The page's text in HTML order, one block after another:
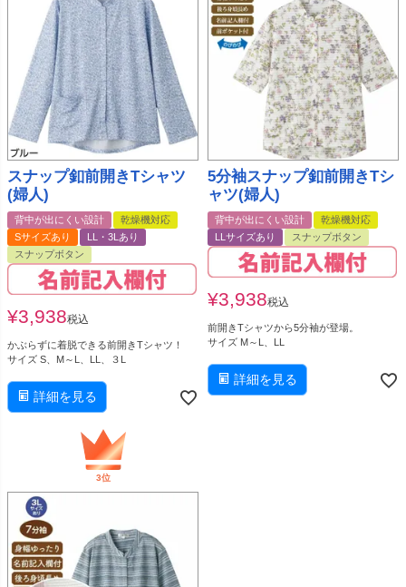
スナップ釦前開きTシャツ
(婦人)
背中が出にくい設計
乾燥機対応
Sサイズあり
LL・3Lあり
スナップボタン
¥3,938税込
かぶらずに着脱できる前開きTシャツ！
サイズ S、M～L、LL、３L
詳細を見る
5分袖スナップ釦前開きTシ
ャツ(婦人)
背中が出にくい設計
乾燥機対応
LLサイズあり
スナップボタン
¥3,938税込
前開きTシャツから5分袖が登場。
サイズ M～L、LL
詳細を見る